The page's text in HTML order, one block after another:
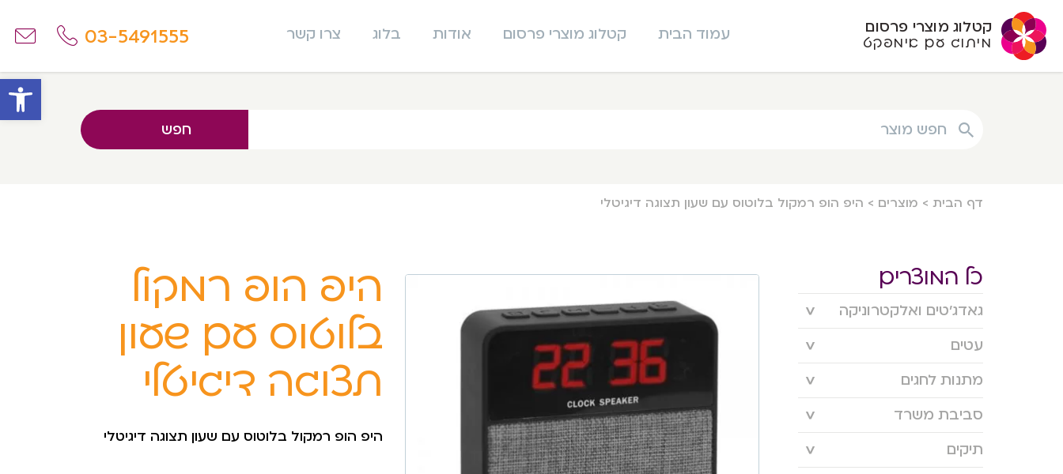
קטלוג מוצרי פרסום
מיתוג עם אימפקט עמוד הבית קטלוג מוצרי פרסום אודות בלוג צרו קשר 03-5491555
חפש מוצר
חפש
דף הבית > מוצרים > היפ הופ רמקול בלוטוס עם שעון תצוגה דיגיטלי
כל המוצרים
גאדג’טים ואלקטרוניקה
עטים
מתנות לחגים
סביבת משרד
תיקים
היפ הופ רמקול
בלוטוס עם שעון
תצוגה דיגיטלי
היפ הופ רמקול בלוטוס עם שעון תצוגה דיגיטלי